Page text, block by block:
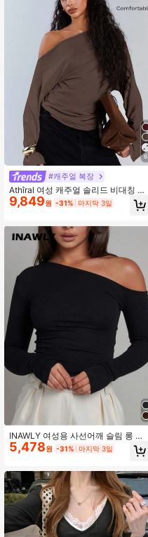
6
#캐주얼 복장
Athîral 여성 캐주얼 솔리드 비대칭 칼
라 끈 장식 탑, 가을
9,849원 -31% 마지막 3일
INAWLY 여성용 사선어깨 슬림 롱 슬
리브 티셔츠
5,478원 -31% 마지막 3일